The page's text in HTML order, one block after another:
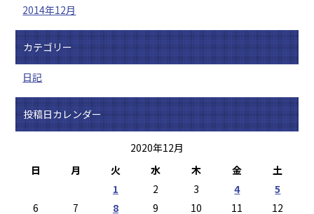
2014年12月
カテゴリー
日記
投稿日カレンダー
2020年12月
日
月 火 水 木 金
土
1
2 3 4
5
6
7 8 9 10 11 12